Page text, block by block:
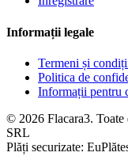
Informații legale
Termeni și
Politica de
Informații pentru
© 2026 Flacara3.
SRL
Plăți securizate: